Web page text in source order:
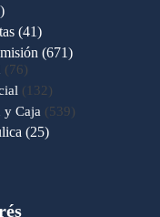
productos
4141
productos
671671
7676
productos
132 132
productos
y Caja 539539
2525
723